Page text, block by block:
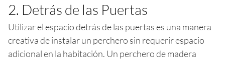
2. Detrás de las Puertas
Utilizar el espacio detrás de las puertas es una manera
creativa de instalar un perchero sin requerir espacio
adicional en la habitación. Un perchero de madera